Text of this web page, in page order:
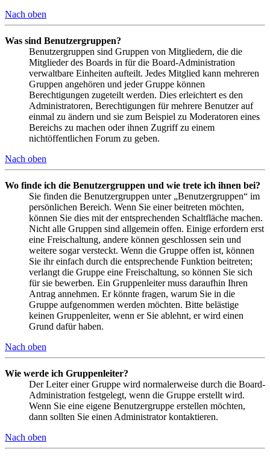
Nach oben
Was sind Benutzergruppen?
Benutzergruppen sind Gruppen von Mitgliedern, die die
Mitglieder des Boards in für die Board-Administration
verwaltbare Einheiten aufteilt. Jedes Mitglied kann mehreren
Gruppen angehören und jeder Gruppe können
Berechtigungen zugeteilt werden. Dies erleichtert es den
Administratoren, Berechtigungen für mehrere Benutzer auf
einmal zu ändern und sie zum Beispiel zu Moderatoren eines
Bereichs zu machen oder ihnen Zugriff zu einem
nichtöffentlichen Forum zu geben.
Nach oben
Wo finde ich die Benutzergruppen und wie trete ich ihnen bei?
Sie finden die Benutzergruppen unter „Benutzergruppen“ im
persönlichen Bereich. Wenn Sie einer beitreten möchten,
können Sie dies mit der entsprechenden Schaltfläche machen.
Nicht alle Gruppen sind allgemein offen. Einige erfordern erst
eine Freischaltung, andere können geschlossen sein und
weitere sogar versteckt. Wenn die Gruppe offen ist, können
Sie ihr einfach durch die entsprechende Funktion beitreten;
verlangt die Gruppe eine Freischaltung, so können Sie sich
für sie bewerben. Ein Gruppenleiter muss daraufhin Ihren
Antrag annehmen. Er könnte fragen, warum Sie in die
Gruppe aufgenommen werden möchten. Bitte belästige
keinen Gruppenleiter, wenn er Sie ablehnt, er wird einen
Grund dafür haben.
Nach oben
Wie werde ich Gruppenleiter?
Der Leiter einer Gruppe wird normalerweise durch die Board-
Administration festgelegt, wenn die Gruppe erstellt wird.
Wenn Sie eine eigene Benutzergruppe erstellen möchten,
dann sollten Sie einen Administrator kontaktieren.
Nach oben